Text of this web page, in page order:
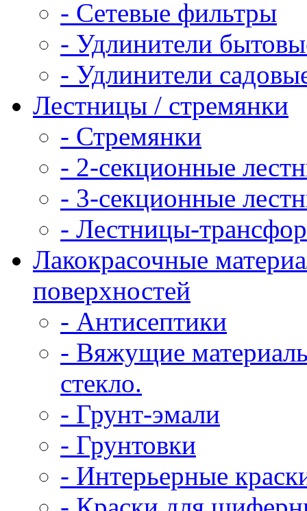
- Сетевые фильтры
- Удлинители
- Удлинители
Лестницы / стремянки
- Стремянки
- 2-секционные
- 3-секционные
- Лестницы-
Лакокрасочные
поверхностей
- Антисептики
- Вяжущие
стекло.
- Грунт-эмали
- Грунтовки
- Интерьерные